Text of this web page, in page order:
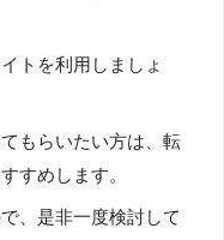
トを利用しましょ
もらいたい方は、転
すめします。
、是非一度検討して